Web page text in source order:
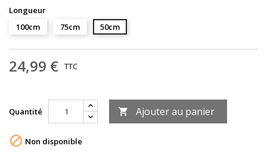
Longueur
100cm
75cm 50cm
24,99 € TTC
Quantité  Ajouter au panier
 Non disponible